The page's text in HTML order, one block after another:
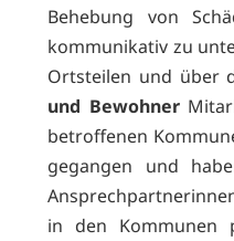
Behebung von
kommunikativ zu
Ortsteilen und über
und Bewohner
betroffenen
gegangen und
in den Kommunen